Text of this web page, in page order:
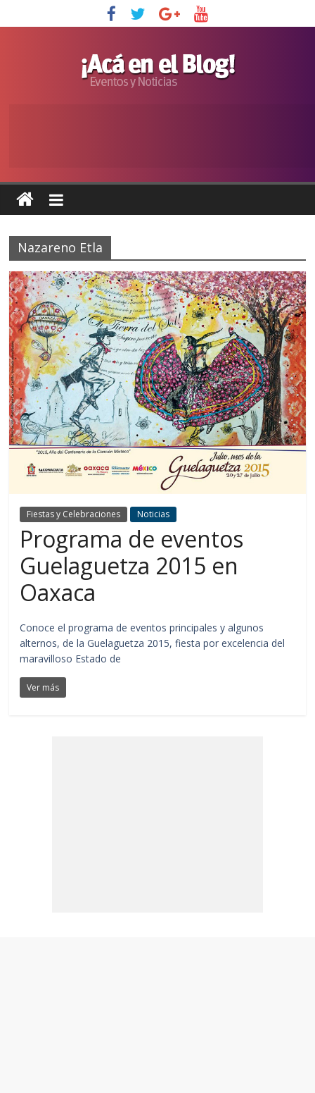
Nazareno Etla
Fiestas y Celebraciones Noticias
Programa de eventos
Guelaguetza 2015 en
Oaxaca
Conoce el programa de eventos principales y algunos
alternos, de la Guelaguetza 2015, fiesta por excelencia del
maravilloso Estado de
Ver más